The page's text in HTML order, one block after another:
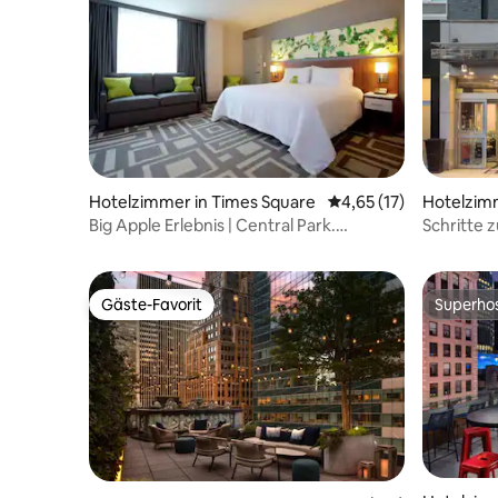
Hotelzimmer in Times Square Durchschnittliche
4,65 (17)
Big Apple Erlebnis | Central Park.
Schritte
Gäste-Favorit
Gäste-Favorit